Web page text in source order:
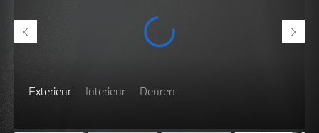
Exterieur Interieur Deuren